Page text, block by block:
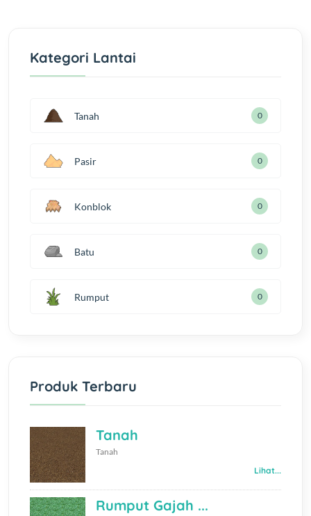
Kategori Lantai
Tanah 0
Pasir 0
Konblok 0
Batu 0
Rumput 0
Produk Terbaru
Tanah
Tanah
Lihat...
Rumput Gajah ...